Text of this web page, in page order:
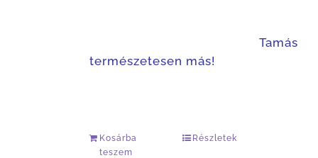
Tamás
természetesen más!
Kosárba
teszem
Részletek